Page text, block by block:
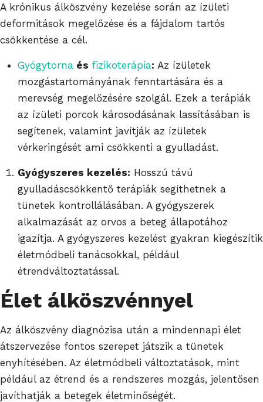
A krónikus álköszvény kezelése során az ízületi
deformitások megelőzése és a fájdalom tartós
csökkentése a cél.
Gyógytorna és fizikoterápia: Az ízületek
mozgástartományának fenntartására és a
merevség megelőzésére szolgál. Ezek a terápiák
az ízületi porcok károsodásának lassításában is
segítenek, valamint javítják az ízületek
vérkeringését ami csökkenti a gyulladást.
Gyógyszeres kezelés: Hosszú távú
gyulladáscsökkentő terápiák segíthetnek a
tünetek kontrollálásában. A gyógyszerek
alkalmazását az orvos a beteg állapotához
igazítja. A gyógyszeres kezelést gyakran kiegészítik
életmódbeli tanácsokkal, például
étrendváltoztatással.
Élet álköszvénnyel
Az álköszvény diagnózisa után a mindennapi élet
átszervezése fontos szerepet játszik a tünetek
enyhítésében. Az életmódbeli változtatások, mint
például az étrend és a rendszeres mozgás, jelentősen
javíthatják a betegek életminőségét.